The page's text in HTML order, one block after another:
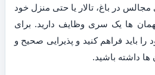
در باغ، تالار یا حتی منزل خود
ها یک سری وظایف دارید. برای
باید فراهم کنید و پذیرایی صحیح و
داشته باشید.